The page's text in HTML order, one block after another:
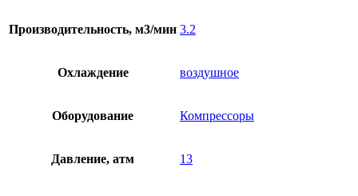
Производительность, м3/мин 3.2
Охлаждение воздушное
Оборудование Компрессоры
Давление, атм 13